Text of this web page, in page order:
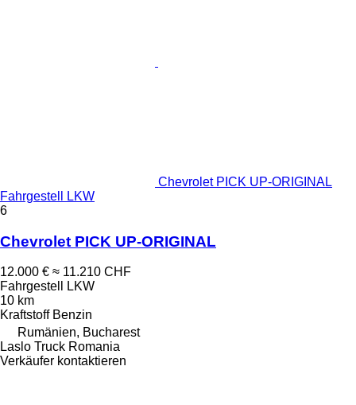
Chevrolet PICK UP-ORIGINAL
Fahrgestell LKW
6
Chevrolet PICK UP-ORIGINAL
12.000 € ≈ 11.210 CHF
Fahrgestell LKW
10 km
Kraftstoff Benzin
Rumänien, Bucharest
Laslo Truck Romania
Verkäufer kontaktieren